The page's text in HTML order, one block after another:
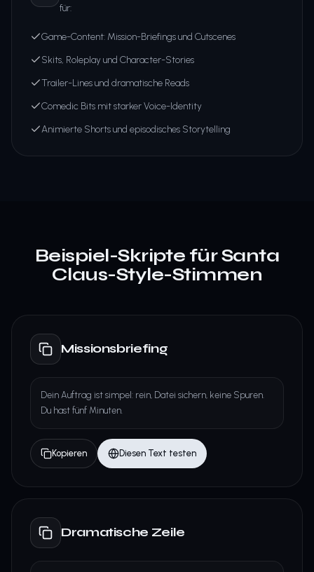
für:
Game-Content: Mission-Briefings und Cutscenes
Skits, Roleplay und Character-Stories
Trailer-Lines und dramatische Reads
Comedic Bits mit starker Voice-Identity
Animierte Shorts und episodisches Storytelling
Beispiel-Skripte für Santa
Claus-Style-Stimmen
Missionsbriefing
Dein Auftrag ist simpel: rein, Datei sichern, keine Spuren.
Du hast fünf Minuten.
Kopieren Diesen Text testen
Dramatische Zeile